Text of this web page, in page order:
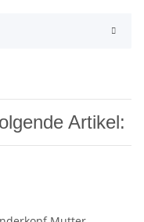
Artikel: